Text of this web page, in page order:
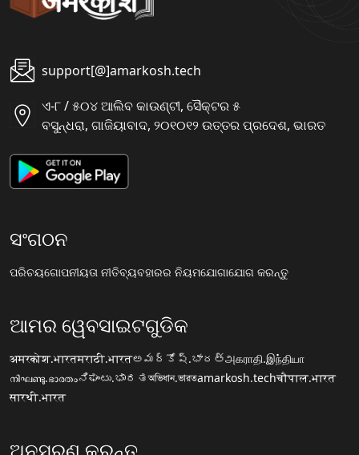
support[@]amarkosh.tech
ଏ-୮ / ୫୦୪ ଆଲିବ କାଉଣ୍ଟୀ, ସୈକ୍ଟର ୫
ବସୁନ୍ଧରା, ଗାଜିୟାବାଦ, ୨୦୧୦୧୨ ଉତ୍ତର ପ୍ରଦେଶ, ଭାରତ
ସଂଗଠନ
ପରିଚୟଗୋପନୀୟତା ନୀତିବ୍ୟବହାରର ନିୟମଯୋଗାଯୋଗ କରନ୍ତୁ
ଆମର ୱେବସାଇଟଗୁଡିକ
अमरकोश.भारतमराठी.भारतఅమర్కోష్.భారత్அகராதி.இந்தியா
നിഘണ്ടു.ഭാരതംನಿಘಂಟು.ಭಾರತঅভিধান.ভারতamarkosh.techचौपाल.भारत
सारथी.भारत